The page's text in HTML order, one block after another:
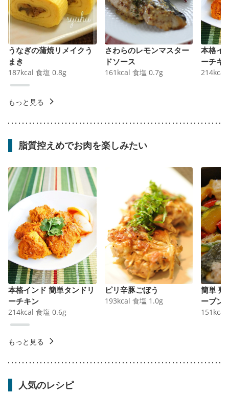
うなぎの蒲焼リメイクう
まき
187kcal 食塩 0.8g
さわらのレモンマスター
ドソース
161 kcal 食塩 0.7g
本格イ
ーチキ
214kcal
もっと見る
脂質控えめでお肉を楽しみたい
本格インド 簡単タンドリ
ーチキン
214kcal 食塩 0.6g
ピリ辛豚ごぼう
193kcal 食塩 1.0g
簡単 鶏
ーブン
151 kcal
もっと見る
人気のレシピ